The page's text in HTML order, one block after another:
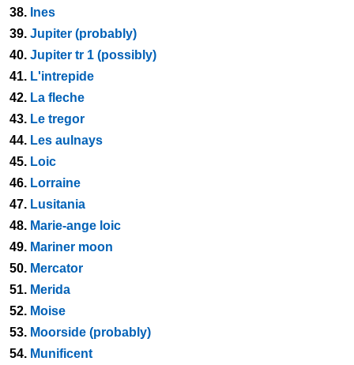
38. Ines
39. Jupiter (probably)
40. Jupiter tr 1 (possibly)
41. L'intrepide
42. La fleche
43. Le tregor
44. Les aulnays
45. Loic
46. Lorraine
47. Lusitania
48. Marie-ange loic
49. Mariner moon
50. Mercator
51. Merida
52. Moise
53. Moorside (probably)
54. Munificent